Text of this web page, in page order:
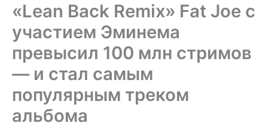
«Lean Back Remix» Fat Joe с
участием Эминема
превысил 100 млн стримов
— и стал самым
популярным треком
альбома